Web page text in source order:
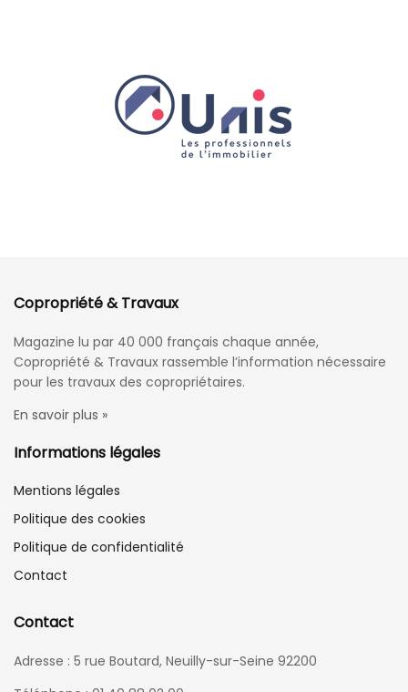
Copropriété & Travaux
Magazine lu par 40 000 français chaque année,
Copropriété & Travaux rassemble l’information nécessaire
pour les travaux des copropriétaires.
En savoir plus »
Informations légales
Mentions légales
Politique des cookies
Politique de confidentialité
Contact
Contact
Adresse : 5 rue Boutard, Neuilly-sur-Seine 92200